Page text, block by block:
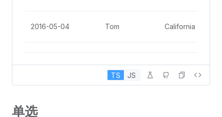
2016-05-04 Tom California
TS JS
单选